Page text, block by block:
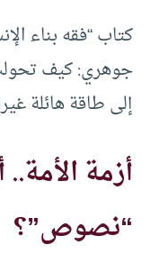
كتاب “فقه بناء
جوهري: كيف
إلى طاقة هائلة
أزمة
“نصوص”؟